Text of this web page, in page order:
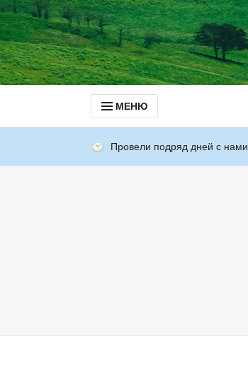
МЕНЮ
Провели подряд дней с нами